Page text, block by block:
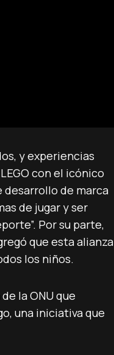
y experiencias
con el icónico
desarrollo de marca
de jugar y ser
Por su parte,
que esta alianza
los niños.
la ONU que
una iniciativa que